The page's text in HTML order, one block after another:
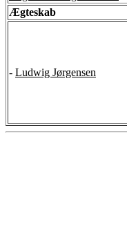
Ægteskab
- Ludwig Jørgensen